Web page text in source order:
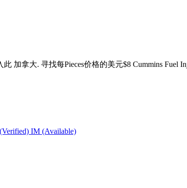
此 加拿大. 寻找每Pieces价格的美元$8 Cummins
IM (Available)